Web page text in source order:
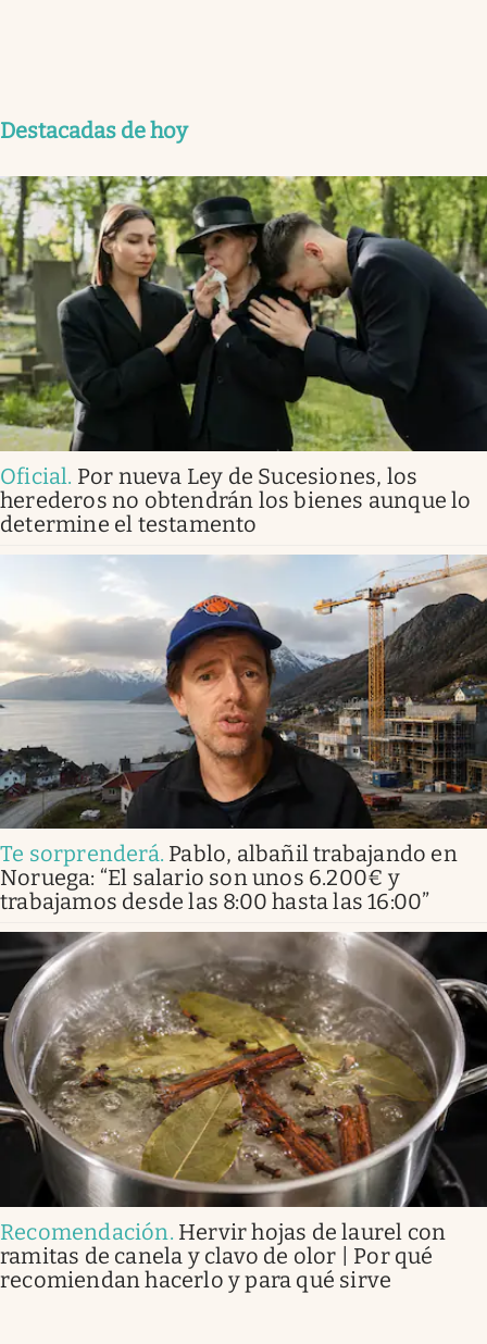
Destacadas de hoy
Oficial. Por nueva Ley de Sucesiones, los
herederos no obtendrán los bienes aunque lo
determine el testamento
Te sorprenderá. Pablo, albañil trabajando en
Noruega: “El salario son unos 6.200€ y
trabajamos desde las 8:00 hasta las 16:00”
Recomendación. Hervir hojas de laurel con
ramitas de canela y clavo de olor | Por qué
recomiendan hacerlo y para qué sirve